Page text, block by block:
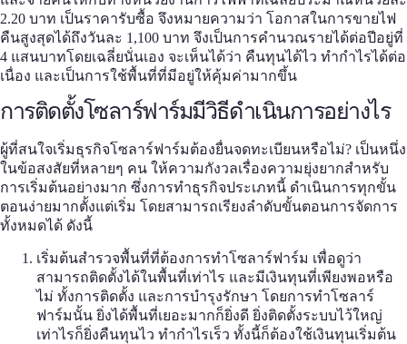
2.20 บาท เป็นราคารับซื้อ จึงหมายความว่า โอกาสในการขายไฟ
คืนสูงสุดได้ถึงวันละ 1,100 บาท จึงเป็นการคำนวณรายได้ต่อปีอยู่ที่
4 แสนบาทโดยเฉลี่ยนั่นเอง จะเห็นได้ว่า คืนทุนได้ไว ทำกำไรได้ต่อ
เนื่อง และเป็นการใช้พื้นที่ที่มีอยู่ให้คุ้มค่ามากขึ้น
การติดตั้งโซลาร์ฟาร์มมีวิธีดำเนินการอย่างไร
ผู้ที่สนใจเริ่มธุรกิจโซลาร์ฟาร์มต้องยื่นจดทะเบียนหรือไม่? เป็นหนึ่ง
ในข้อสงสัยที่หลายๆ คน ให้ความกังวลเรื่องความยุ่งยากสำหรับ
การเริ่มต้นอย่างมาก ซึ่งการทำธุรกิจประเภทนี้ ดำเนินการทุกขั้น
ตอนง่ายมากตั้งแต่เริ่ม โดยสามารถเรียงลำดับขั้นตอนการจัดการ
ทั้งหมดได้ ดังนี้
เริ่มต้นสำรวจพื้นที่ที่ต้องการทำโซลาร์ฟาร์ม เพื่อดูว่า
สามารถติดตั้งได้ในพื้นที่เท่าไร และมีเงินทุนที่เพียงพอหรือ
ไม่ ทั้งการติดตั้ง และการบำรุงรักษา โดยการทำโซลาร์
ฟาร์มนั้น ยิ่งได้พื้นที่เยอะมากก็ยิ่งดี ยิ่งติดตั้งระบบไว้ใหญ่
เท่าไรก็ยิ่งคืนทุนไว ทำกำไรเร็ว ทั้งนี้ก็ต้องใช้เงินทุนเริ่มต้น